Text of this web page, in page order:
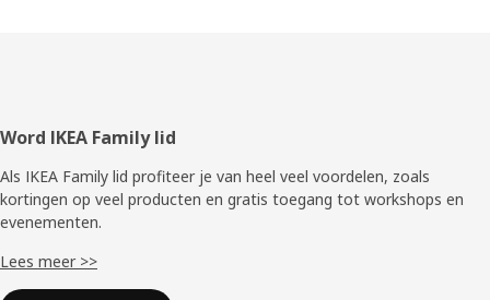
Voettekst
Word IKEA Family lid
Als IKEA Family lid profiteer je van heel veel voordelen, zoals
kortingen op veel producten en gratis toegang tot workshops en
evenementen.
Lees meer >>